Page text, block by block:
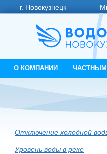
г. Новокузнецк
О КОМПАНИИ
Отключение холодной
Уровень воды в реке